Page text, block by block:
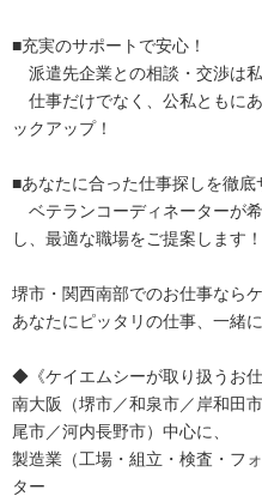
■充実のサポートで安心！
派遣先企業との相談・交渉は私
仕事だけでなく、公私ともに
ックアップ！
■あなたに合った仕事探しを徹底
ベテランコーディネーターが
し、最適な職場をご提案します！
堺市・関西南部でのお仕事なら
あなたにピッタリの仕事、一緒
◆《ケイエムシーが取り扱うお
南大阪（堺市／和泉市／岸和田
尾市／河内長野市）中心に、
製造業（工場・組立・検査・フ
ター